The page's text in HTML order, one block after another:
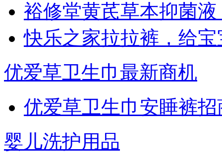
裕修堂黄芪草本抑菌
快乐之家拉拉裤，给
优爱草卫生巾最新商机
优爱草卫生巾安睡裤招
婴儿洗护用品